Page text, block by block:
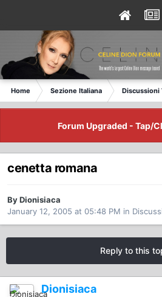
Home Sezione Italiana Discussioni
Forum Upgraded - Tap/
cenetta romana
By Dionisiaca
January 12, 2005 at 05:48 PM in
Reply to this
Dionisiaca